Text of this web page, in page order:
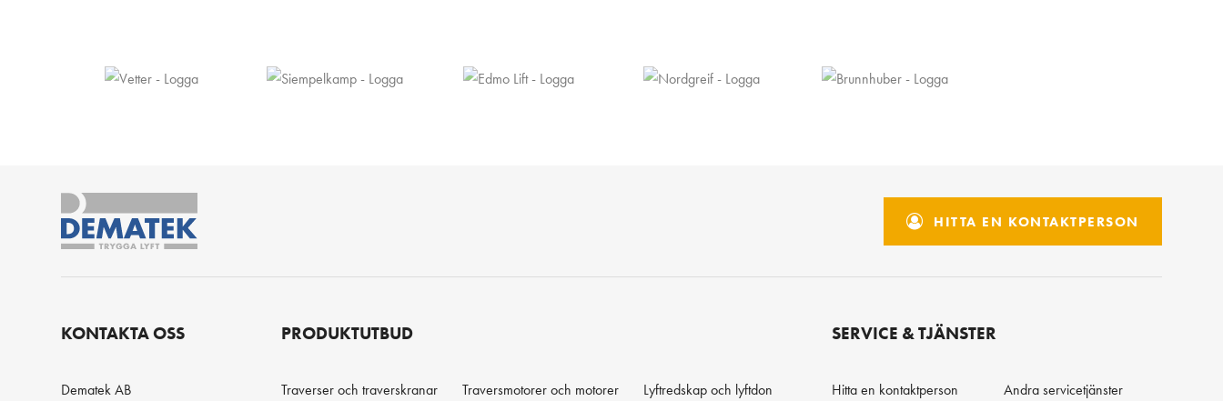
HITTA EN KONTAKTPERSON
KONTAKTA OSS
Dematek AB
PRODUKTUTBUD
Traverser och traverskranar
Traversmotorer och motorer
Lyftredskap och lyftdon
SERVICE & TJÄNSTER
Hitta en kontaktperson Andra servicetjänster